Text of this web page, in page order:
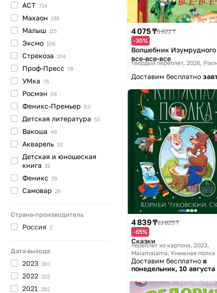
АСТ 714
Махаон 138
Малыш 115
Эксмо 106
Стрекоза 104
Проф-Пресс 78
УМка 75
Росмэн 66
Феникс-Премьер 63
Детская литература 53
Вакоша 46
Акварель 33
Детская и юношеская
книга 31
Феникс 29
Самовар 26
Страна-производитель
Россия 2
Дата выхода
2023 360
2022 322
2021 282
4 075 ₸5 822 ₸
-30%
Волшебник Изумрудного
все-все-все
твердый переплет, 2026
Доставим бесплатно
4 839 ₸13 825 ₸
-65%
Сказки
переплет из картона, 2023
Malamalama, Книжная полка
Доставим бесплатно в
понедельник, 10 августа